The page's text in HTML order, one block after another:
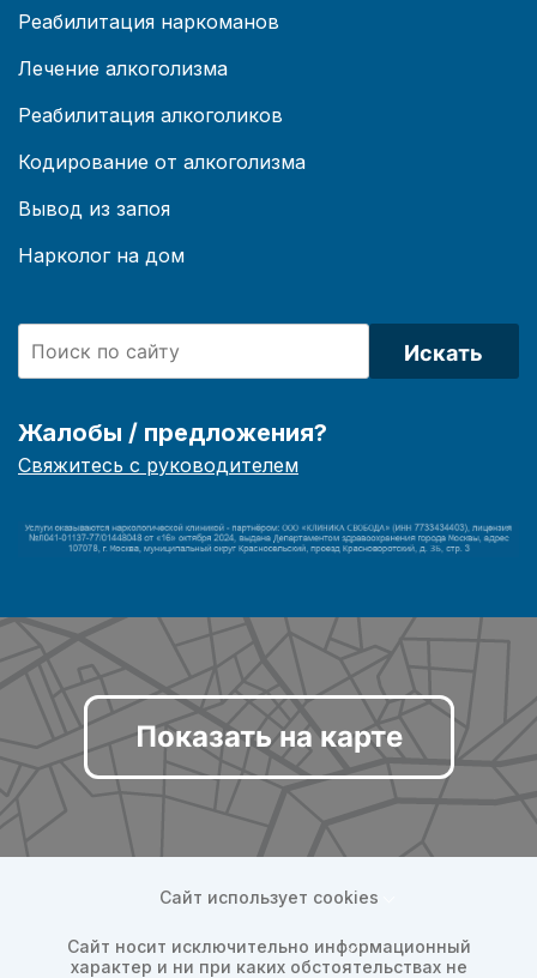
Реабилитация наркоманов
Лечение алкоголизма
Реабилитация алкоголиков
Кодирование от алкоголизма
Вывод из запоя
Нарколог на дом
Искать
Жалобы / предложения?
Свяжитесь с руководителем
Показать на карте
Сайт использует cookies
Сайт носит исключительно информационный
характер и ни при каких обстоятельствах не